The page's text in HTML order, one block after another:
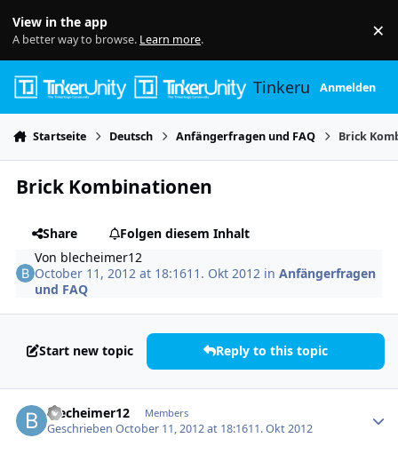
View in the app
A better way to browse. Learn more. ×
TinkerunityAnmelden
Startseite Deutsch Anfängerfragen und FAQ Brick
Brick Kombinationen
Share
Folgen diesem Inhalt
Von blecheimer12
October 11, 2012 at 18:1611. Okt 2012 inAnfängerfragen
und FAQ
Start new topic Reply to this topic
blecheimer12 Members
GeschriebenOctober 11, 2012 at 18:1611. Okt 2012